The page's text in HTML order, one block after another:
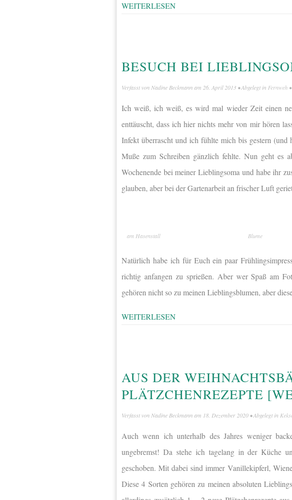
WEITERLESEN
BESUCH BEI
Verfasst von Nadine Beckmann am 26. April 2013 • Abgelegt in Fernweh •
Ich weiß, ich weiß, es wird mal wieder Zeit einen
enttäuscht, dass ich hier nichts mehr von mir hören
Infekt überrascht und ich fühlte mich bis gestern
Muße zum Schreiben gänzlich fehlte. Nun geht es
Wochenende bei meiner Lieblingsoma und habe ihr
glauben, aber bei der Gartenarbeit an frischer Luft
am Hasenstall Blume
Natürlich habe ich für Euch ein paar
richtig anfangen zu sprießen. Aber wer Spaß am
gehören nicht so zu meinen Lieblingsblumen, aber
WEITERLESEN
AUS DER
PLÄTZCHENREZEPTE
Verfasst von Nadine Beckmann am 18. Dezember 2020 • Abgelegt in
Auch wenn ich unterhalb des Jahres weniger
ungebremst! Da stehe ich tagelang in der Küche
geschoben. Mit dabei sind immer Vanillekipferl,
Diese 4 Sorten gehören zu meinen absoluten